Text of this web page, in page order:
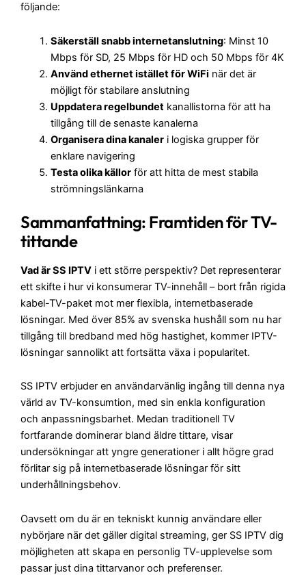
följande:
Säkerställ snabb internetanslutning: Minst 10
Mbps för SD, 25 Mbps för HD och 50 Mbps för 4K
Använd ethernet istället för WiFi när det är
möjligt för stabilare anslutning
Uppdatera regelbundetkanallistorna för att ha
tillgång till de senaste kanalerna
Organisera dina kanaleri logiska grupper för
enklare navigering
Testa olika källorför att hitta de mest stabila
strömningslänkarna
Sammanfattning: Framtiden för TV-
tittande
Vad är SS IPTV i ett större perspektiv? Det representerar
ett skifte i hur vi konsumerar TV-innehåll – bort från rigida
kabel-TV-paket mot mer flexibla, internetbaserade
lösningar. Med över 85% av svenska hushåll som nu har
tillgång till bredband med hög hastighet, kommer IPTV-
lösningar sannolikt att fortsätta växa i popularitet.
SS IPTV erbjuder en användarvänlig ingång till denna nya
värld av TV-konsumtion, med sin enkla konfiguration
och anpassningsbarhet. Medan traditionell TV
fortfarande dominerar bland äldre tittare, visar
undersökningar att yngre generationer i allt högre grad
förlitar sig på internetbaserade lösningar för sitt
underhållningsbehov.
Oavsett om du är en tekniskt kunnig användare eller
nybörjare när det gäller digital streaming, ger SS IPTV dig
möjligheten att skapa en personlig TV-upplevelse som
passar just dina tittarvanor och preferenser.